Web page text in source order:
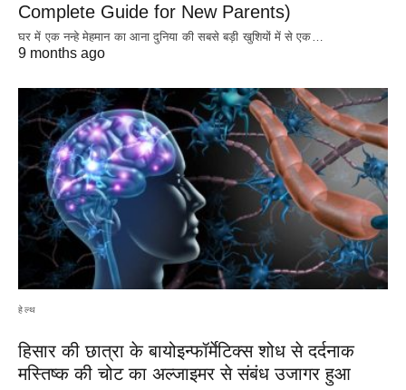
Complete Guide for New Parents)
घर में एक नन्हे मेहमान का आना दुनिया की सबसे बड़ी खुशियों में से एक…
9 months ago
हेल्थ
हिसार की छात्रा के बायोइन्फॉर्मेटिक्स शोध से दर्दनाक
मस्तिष्क की चोट का अल्जाइमर से संबंध उजागर हुआ